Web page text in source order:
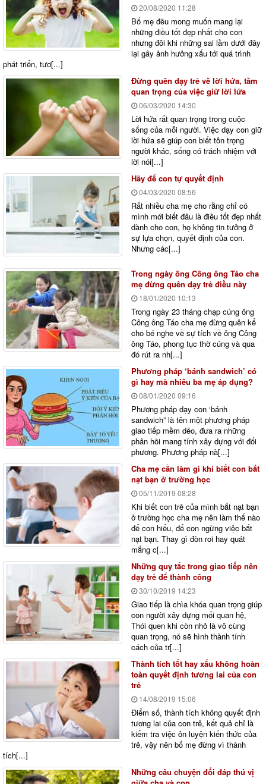
20/08/2020 11:28
Bố mẹ đều mong muốn mang lại
những điều tốt đẹp nhất cho con
nhưng đôi khi những sai lầm dưới đây
lại gây ảnh hưởng xấu tới quá trình
phát triển, tươ[...]
Đừng quên dạy trẻ về lời hứa, tầm
quan trọng của việc giữ lời lứa
06/03/2020 14:30
Lời hứa rất quan trọng trong cuộc
sống của mỗi người. Việc dạy con giữ
lời hứa sẽ giúp con biết tôn trọng
người khác, sống có trách nhiệm với
lời nói[...]
Hãy để con tự quyết định
04/03/2020 08:56
Rất nhiều cha mẹ cho rằng chỉ có
mình mới biết đâu là điều tốt đẹp nhất
dành cho con, họ không tin tưởng ở
sự lựa chọn, quyết định của con.
Nhưng các[...]
Trong ngày ông Công ông Táo cha
mẹ đừng quên dạy trẻ điều này
18/01/2020 10:13
Trong ngày 23 tháng chạp cúng ông
Công ông Táo cha mẹ đừng quên kể
cho bé nghe về sự tích về ông Công
ông Táo, phong tục thờ cúng và qua
đó rút ra nh[...]
Phương pháp ‘bánh sandwich’ có
gì hay mà nhiều ba mẹ áp dụng?
08/01/2020 09:16
Phương pháp dạy con ‘bánh
sandwich” là tên một phương pháp
giao tiếp mềm dẻo, đưa ra những
phản hồi mang tính xây dựng với đối
phương. Phương pháp nà[...]
Cha mẹ cần làm gì khi biết con bắt
nạt bạn ở trường học
05/11/2019 08:28
Khi biết con trẻ của mình bắt nạt bạn
ở trường học cha mẹ nên làm thế nào
để con hiểu, để con ngừng việc bắt
nạt bạn. Thay gì đòn roi hay quát
mắng c[...]
Những quy tắc trong giao tiếp nên
dạy trẻ để thành công
30/10/2019 14:23
Giao tiếp là chìa khóa quan trọng giúp
con người xây dựng mối quan hệ,
Thói quen khi còn nhỏ là vô cùng
quan trọng, nó sẽ hình thành tính
cách của tr[...]
Thành tích tốt hay xấu không hoàn
toàn quyết định tương lai của con
trẻ
14/08/2019 15:06
Điểm số, thành tích không quyết định
tương lai của con trẻ, kết quả chỉ là
kiểm tra việc ôn luyện kiến thức của
trẻ, vậy nên bố mẹ đừng vì thành
tích[...]
Những câu chuyện đối đáp thú vị